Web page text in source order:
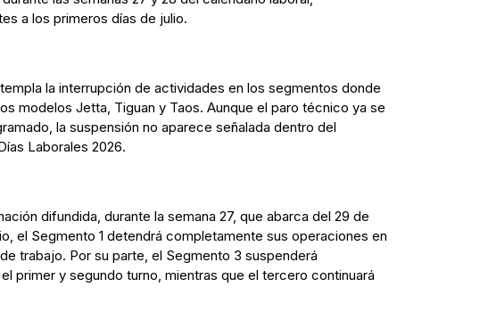
a los primeros días de julio.
la interrupción de actividades en los segmentos donde
modelos Jetta, Tiguan y Taos. Aunque el paro técnico ya se
la suspensión no aparece señalada dentro del
Laborales 2026.
difundida, durante la semana 27, que abarca del 29 de
el Segmento 1 detendrá completamente sus operaciones en
trabajo. Por su parte, el Segmento 3 suspenderá
primer y segundo turno, mientras que el tercero continuará